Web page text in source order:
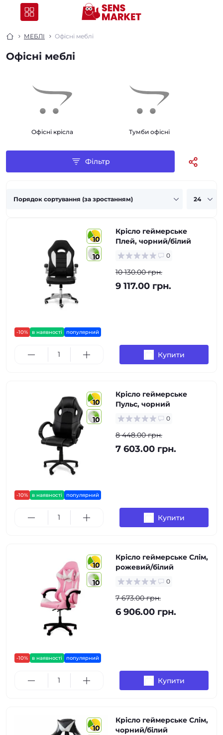
МЕБЛІ Офісні меблі
Офісні меблі
Офісні крісла Тумби офісні
Фільтр
10
10
-10% в наявності популярний
Крісло геймерське
Плей, чорний/білий
0
10 130.00 грн.
9 117.00 грн.
Купити
10
10
-10% в наявності популярний
Крісло геймерське
Пульс, чорний
0
8 448.00 грн.
7 603.00 грн.
Купити
10
10
-10% в наявності популярний
Крісло геймерське Слім,
рожевий/білий
0
7 673.00 грн.
6 906.00 грн.
Купити
10
Крісло геймерське Слім,
чорний/білий